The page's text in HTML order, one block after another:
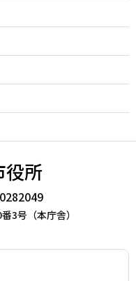
役所
3号（本庁舎）